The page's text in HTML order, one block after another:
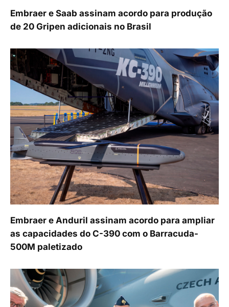
Embraer e Saab assinam acordo para produção
de 20 Gripen adicionais no Brasil
Embraer e Anduril assinam acordo para ampliar
as capacidades do C-390 com o Barracuda-
500M paletizado